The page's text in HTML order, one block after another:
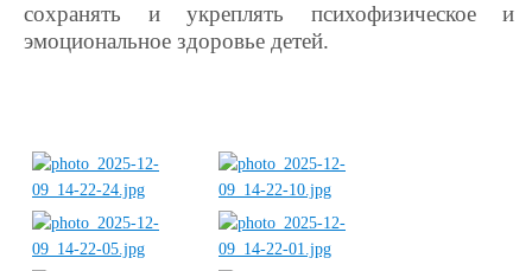
сохранять и укреплять психофизическое и
эмоциональное здоровье детей.